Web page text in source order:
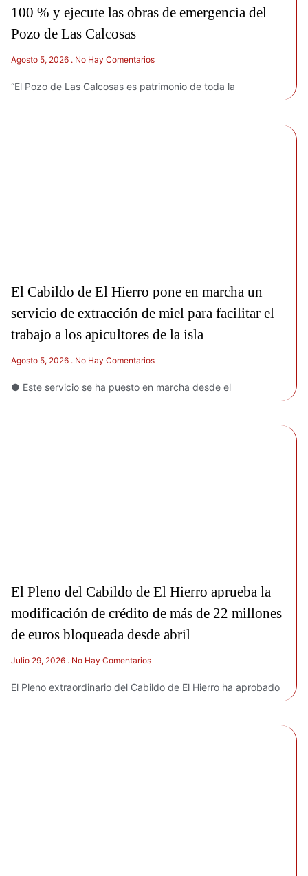
100 % y ejecute las obras de emergencia del
Pozo de Las Calcosas
Agosto 5, 2026 No Hay Comentarios
“El Pozo de Las Calcosas es patrimonio de toda la
El Cabildo de El Hierro pone en marcha un
servicio de extracción de miel para facilitar el
trabajo a los apicultores de la isla
Agosto 5, 2026 No Hay Comentarios
● Este servicio se ha puesto en marcha desde el
El Pleno del Cabildo de El Hierro aprueba la
modificación de crédito de más de 22 millones
de euros bloqueada desde abril
Julio 29, 2026 No Hay Comentarios
El Pleno extraordinario del Cabildo de El Hierro ha aprobado